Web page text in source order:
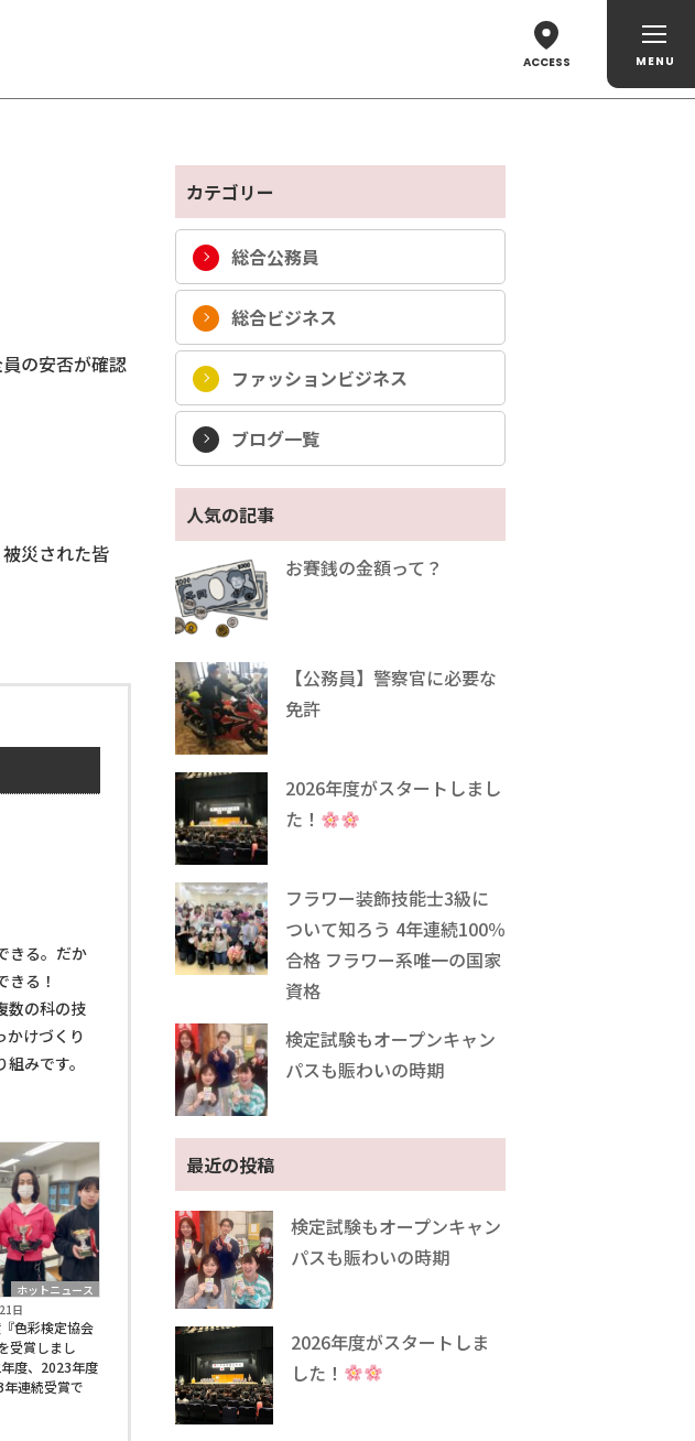
ACCESS
の安否が確認
災された皆
きる。だか
る！
数の科の技
かけづくり
みです。
ホットニュース
日
色彩検定協会
受賞しまし
度、2023年度
年連続受賞で
カテゴリー
総合公務員
総合ビジネス
ファッションビジネス
ブログ一覧
人気の記事
お賽銭の金額って？
【公務員】警察官に必要な
免許
2026年度がスタートしまし
た！
フラワー装飾技能士3級に
ついて知ろう 4年連続100％
合格 フラワー系唯一の国家
資格
検定試験もオープンキャン
パスも賑わいの時期
最近の投稿
検定試験もオープンキャン
パスも賑わいの時期
2026年度がスタートしま
した！